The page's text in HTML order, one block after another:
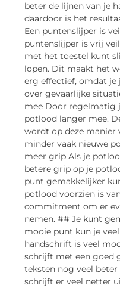
beter de lijnen van je
daardoor is het
Een puntenslijper is
puntenslijper is vrij
met het toestel kunt
lopen. Dit maakt het
erg effectief, omdat
over gevaarlijke
mee Door regelmatig
potlood langer mee.
wordt op deze manier
minder vaak nieuwe
meer grip Als je
betere grip op je
punt gemakkelijker
potlood voorzien is
commitment om er
nemen. ## Je kunt
mooie punt kun je
handschrift is veel
schrijft met een goed
teksten nog veel
schrijft er veel netter